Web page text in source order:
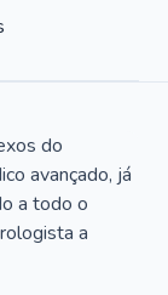
do
avançado, já
a todo o
a